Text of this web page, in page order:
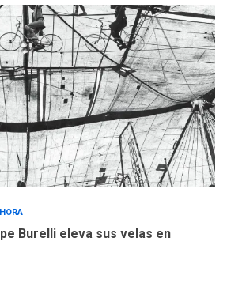
para aprender a atender
adultos mayores
REGIONALES ÚLTIMA HORA
Mariño fortalece capacidad
operativa con flota
vehicular de 60 unidades
adquiridas en un año de
gestión
REGIONALES ÚLTIMA HORA
«Juan Bautista Arismendi» a
la altura de Macho Muerto
Burelli eleva sus velas en